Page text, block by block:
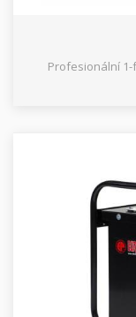
Profesionální